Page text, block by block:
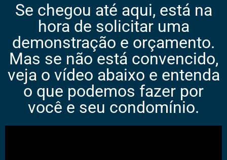
Se chegou até aqui, está na
hora de solicitar uma
demonstração e orçamento.
Mas se não está convencido,
veja o vídeo abaixo e entenda
o que podemos fazer por
você e seu condomínio.